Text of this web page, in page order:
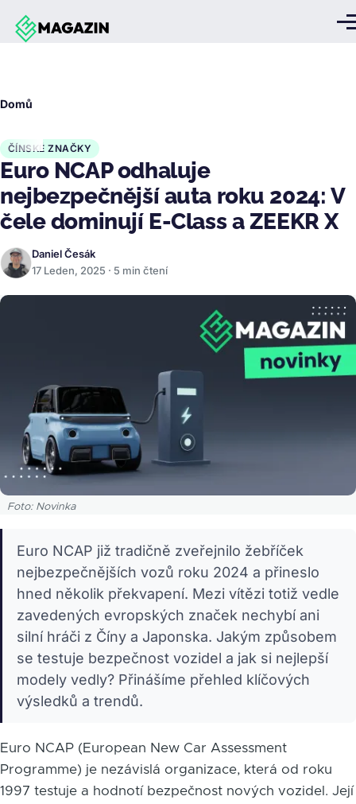
Přejít k hlavnímu obsahu
Domů
ČÍNSKÉ ZNAČKY
Euro NCAP odhaluje
nejbezpečnější auta roku 2024: V
čele dominují E-Class a ZEEKR X
Daniel Česák
17 Leden, 2025 · 5 min čtení
Foto: Novinka
Euro NCAP již tradičně zveřejnilo žebříček
nejbezpečnějších vozů roku 2024 a přineslo
hned několik překvapení. Mezi vítězi totiž vedle
zavedených evropských značek nechybí ani
silní hráči z Číny a Japonska. Jakým způsobem
se testuje bezpečnost vozidel a jak si nejlepší
modely vedly? Přinášíme přehled klíčových
výsledků a trendů.
Euro NCAP (European New Car Assessment
Programme) je nezávislá organizace, která od roku
1997 testuje a hodnotí bezpečnost nových vozidel. Její